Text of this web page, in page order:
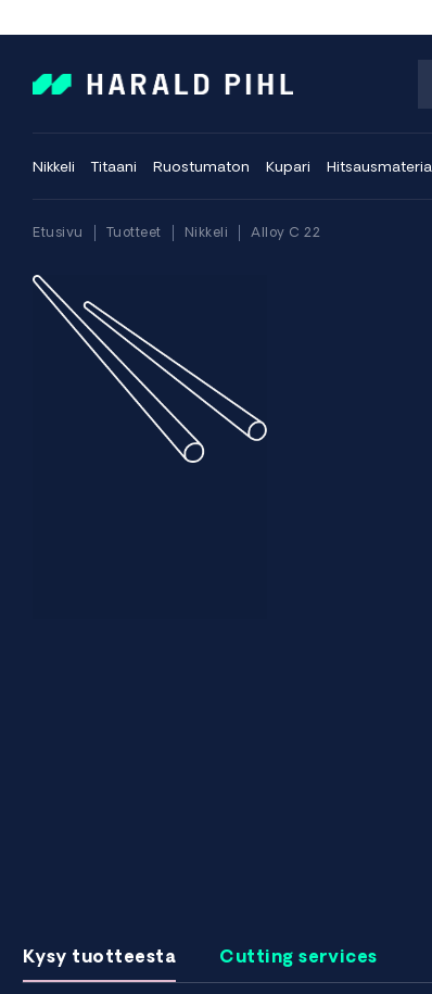
Nikkeli Titaani Ruostumaton Kupari
Etusivu Tuotteet Nikkeli Alloy C 22
Kysy tuotteesta Cutting services